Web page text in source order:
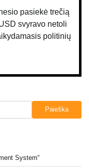
pasiekė trečią
svyravo netoli
politinių
Paieška
System“